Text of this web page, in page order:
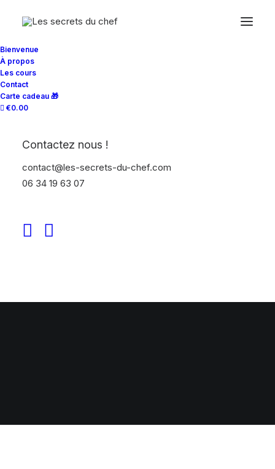
Bienvenue
À propos
Les cours
Contact
Carte cadeau 🎁
€0.00
Contactez nous !
contact@les-secrets-du-chef.com
06 34 19 63 07
Types with the new Navigation element and